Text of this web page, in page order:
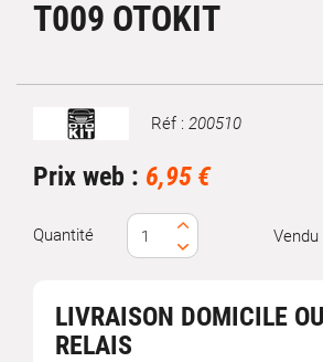
T009 OTOKIT
Marque Réf : 200510
Prix web : 6,95 €
Quantité Vendu
LIVRAISON DOMICILE
RELAIS